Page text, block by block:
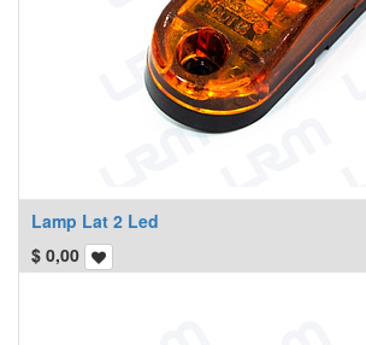
Lamp Lat 2 Led
$ 0,00